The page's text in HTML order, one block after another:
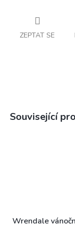
ZEPTAT SE
Související
Wrendale